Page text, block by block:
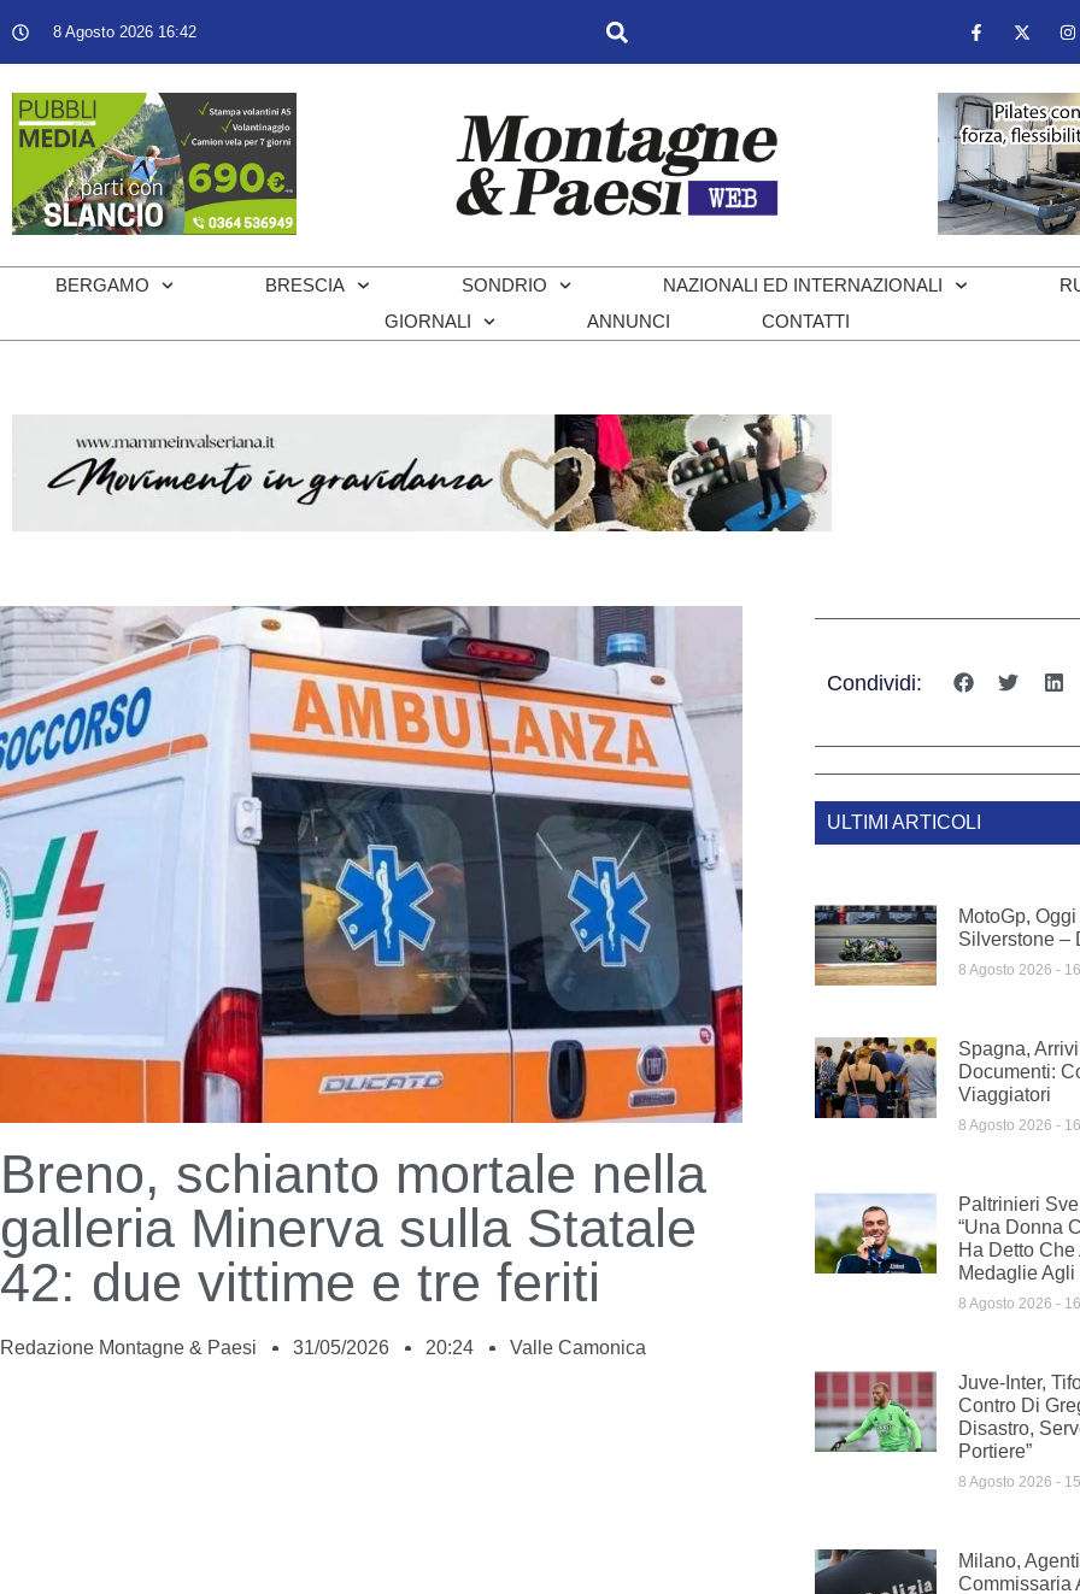
8 Agosto 2026 16:42
BERGAMO BRESCIA SONDRIO NAZIONALI ED INTERNAZIONALI
GIORNALI
ANNUNCI CONTATTI
Breno, schianto mortale nella
galleria Minerva sulla Statale
42: due vittime e tre feriti
Redazione Montagne & Paesi 31/05/2026 20:24 Valle Camonica
Condividi:
ULTIMI ARTICOLI
MotoGp,
Silverstone –
8 Agosto 2026
Spagna,
Documenti:
Viaggiatori
8 Agosto 2026
Paltrinieri
“Una Donna
Ha Detto
Medaglie Agli
8 Agosto 2026
Juve-Inter,
Contro Di
Disastro,
Portiere”
8 Agosto 2026
Milano,
Commissaria